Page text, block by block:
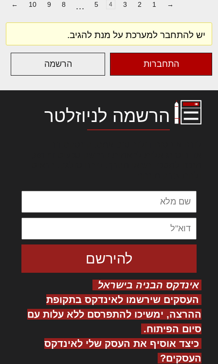
→
1
2
3
4
5
…
8
9
10
←
יש להתחבר למערכת על מנת להגיב.
התחברות הרשמה
הרשמה לניוזלטר
אינדקס הבניה בישראל
העסקים שירשמו לאינדקס בתקופת
ההרצה, ימשיכו להתפרסם ללא עלות עם
סיום הפיתוח.
כיצד אוסיף את העסק שלי לאינדקס
העסקים?